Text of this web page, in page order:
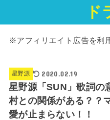
ド
※アフィリエイト広告を利
星野源 2020.02.19
星野源「SUN」歌詞の
村との関係がある？？
愛が止まらない！！